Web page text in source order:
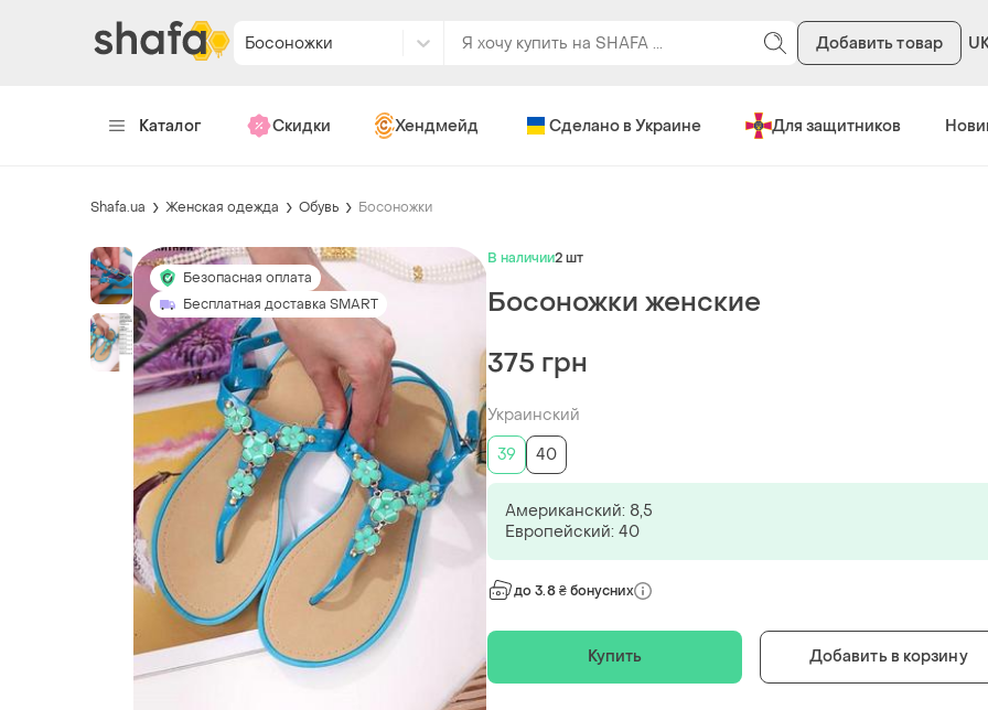
Босоножки Добавить товар
Каталог Скидки Хендмейд Сделано в Украине Для защитников
Shafa.ua Женская одежда Обувь Босоножки
Безопасная оплата
Бесплатная доставка SMART
В наличии2 шт
Босоножки женские
375 грн
Украинский
39
40
Американский: 8,5
Европейский: 40
до 3.8 ₴ бонусних
Купить Добавить в корзину